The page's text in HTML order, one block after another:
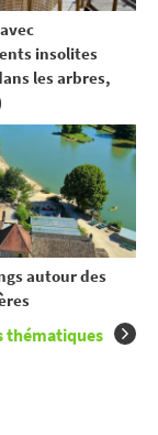
insolites
les arbres,
autour des
thématiques